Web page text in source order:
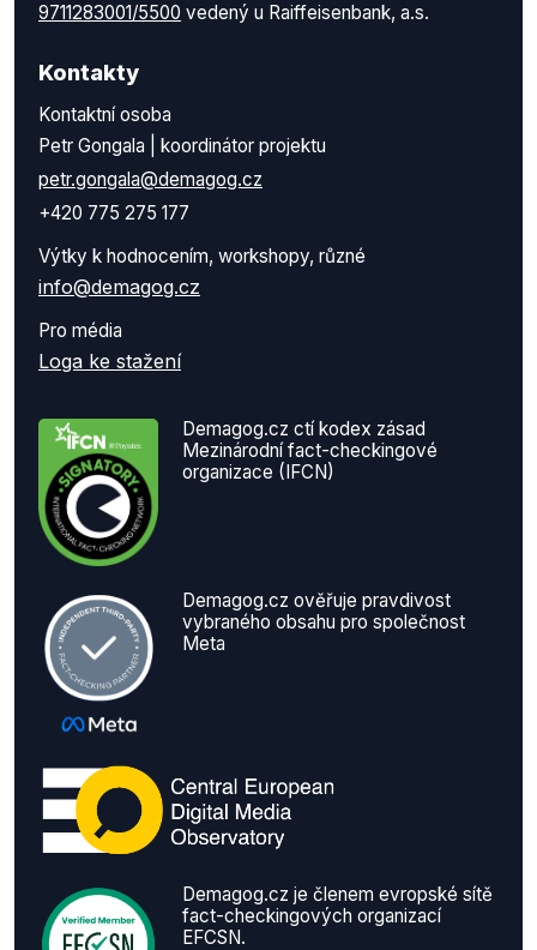
9711283001/5500 vedený u Raiffeisenbank, a.s.
Kontakty
Kontaktní osoba
Petr Gongala | koordinátor projektu
petr.gongala@demagog.cz
+420 775 275 177
Výtky k hodnocením, workshopy, různé
info@demagog.cz
Pro média
Loga ke stažení
Demagog.cz ctí kodex zásad
Mezinárodní fact-checkingové
organizace (IFCN)
Demagog.cz ověřuje pravdivost
vybraného obsahu pro společnost
Meta
Demagog.cz je členem evropské sítě
fact-checkingových organizací
EFCSN.